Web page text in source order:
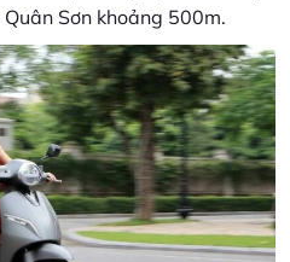
Sơn khoảng 500m.